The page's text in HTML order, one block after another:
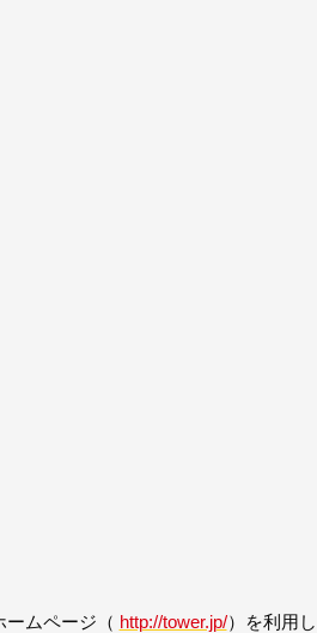
ムページ（ http://tower.jp/）を利用